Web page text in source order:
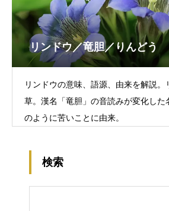
リンドウ／竜胆／りんどう
リンドウの意味、語源、由来を解説。
草。漢名「竜胆」の音読みが変化した
のように苦いことに由来。
検索